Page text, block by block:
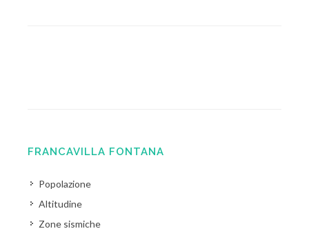
FRANCAVILLA FONTANA
Popolazione
Altitudine
Zone sismiche